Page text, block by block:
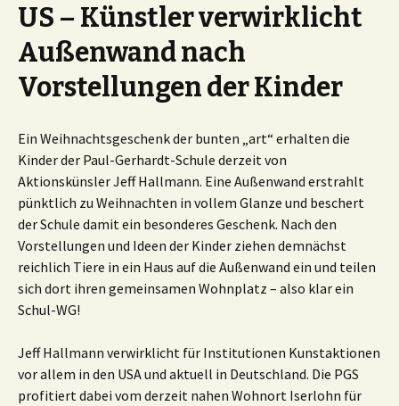
US – Künstler verwirklicht
Außenwand nach
Vorstellungen der Kinder
Ein Weihnachtsgeschenk der bunten „art“ erhalten die
Kinder der Paul-Gerhardt-Schule derzeit von
Aktionskünsler Jeff Hallmann. Eine Außenwand erstrahlt
pünktlich zu Weihnachten in vollem Glanze und beschert
der Schule damit ein besonderes Geschenk. Nach den
Vorstellungen und Ideen der Kinder ziehen demnächst
reichlich Tiere in ein Haus auf die Außenwand ein und teilen
sich dort ihren gemeinsamen Wohnplatz – also klar ein
Schul-WG!
Jeff Hallmann verwirklicht für Institutionen Kunstaktionen
vor allem in den USA und aktuell in Deutschland. Die PGS
profitiert dabei vom derzeit nahen Wohnort Iserlohn für